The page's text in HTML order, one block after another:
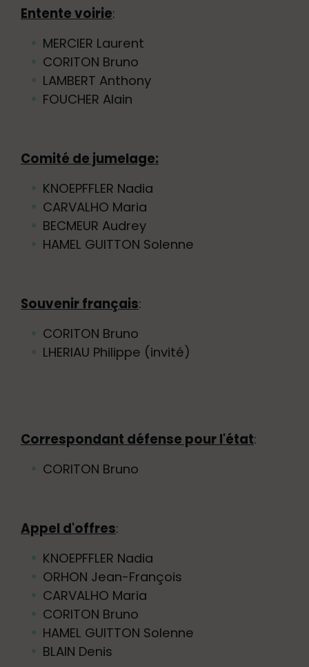
Entente voirie:
MERCIER Laurent
CORITON Bruno
LAMBERT Anthony
FOUCHER Alain
Comité de jumelage:
KNOEPFFLER Nadia
CARVALHO Maria
BECMEUR Audrey
HAMEL GUITTON Solenne
Souvenir français:
CORITON Bruno
LHERIAU Philippe (invité)
Correspondant défense pour l'état:
CORITON Bruno
Appel d'offres:
KNOEPFFLER Nadia
ORHON Jean-François
CARVALHO Maria
CORITON Bruno
HAMEL GUITTON Solenne
BLAIN Denis